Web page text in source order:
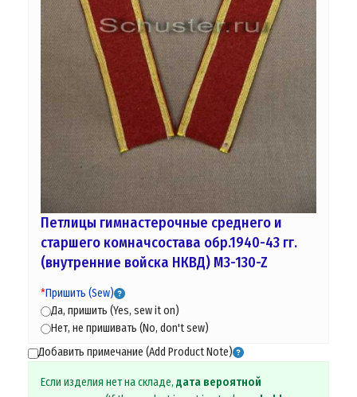
Петлицы гимнастерочные среднего и
старшего комначсостава обр.1940-43 гг.
(внутренние войска НКВД) M3-130-Z
*Пришить (Sew)
Да, пришить (Yes, sew it on)
Нет, не пришивать (No, don't sew)
Добавить примечание (Add Product Note)
Если изделия нет на складе, дата вероятной